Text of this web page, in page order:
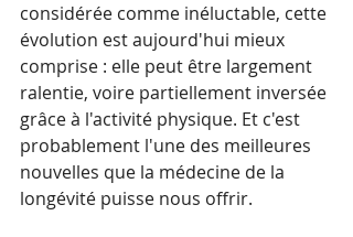
considérée comme inéluctable, cette
évolution est aujourd'hui mieux
comprise : elle peut être largement
ralentie, voire partiellement inversée
grâce à l'activité physique. Et c'est
probablement l'une des meilleures
nouvelles que la médecine de la
longévité puisse nous offrir.